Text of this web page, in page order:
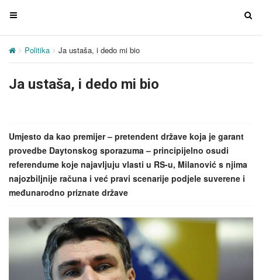
T
g
e
i
g
a
t
i
T
a
t
n
Politika Ja ustaša, i dedo mi bio
Ja ustaša, i dedo mi bio
Umjesto da kao premijer – pretendent države koja je garant
provedbe Daytonskog sporazuma – principijelno osudi
referendume koje najavljuju vlasti u RS-u, Milanović s njima
najozbiljnije računa i već pravi scenarije podjele suverene i
međunarodno priznate države